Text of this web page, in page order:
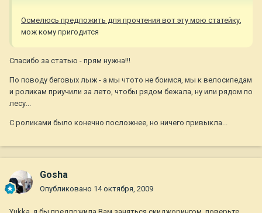
Осмелюсь предложить для прочтения вот эту мою статейку,
мож кому пригодится
Спасибо за статью - прям нужна!!!
По поводу беговых лыж - а мы чтото не боимся, мы к велосипедам
и роликам приучили за лето, чтобы рядом бежала, ну или рядом по
лесу...
С роликами было конечно посложнее, но ничего привыкла...
Gosha
Опубликовано 14 октября, 2009